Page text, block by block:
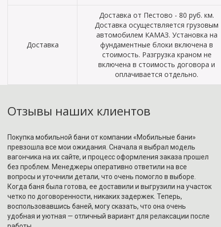
Доставка
Доставка от Пестово - 80 руб. км.
Доставка осуществляется грузовым
автомобилем КАМАЗ. Установка на
фундаментные блоки включена в
стоимость. Разгрузка краном не
включена в стоимость договора и
оплачивается отдельно.
Отзывы наших клиентов
Покупка мобильной бани от компании «Мобильные бани»
превзошла все мои ожидания. Сначала я выбрал модель
вагончика на их сайте, и процесс оформления заказа прошел
без проблем. Менеджеры оперативно ответили на все
вопросы и уточнили детали, что очень помогло в выборе.
Когда баня была готова, ее доставили и выгрузили на участок
четко по договоренности, никаких задержек. Теперь,
воспользовавшись баней, могу сказать, что она очень
удобная и уютная — отличный вариант для релаксации после